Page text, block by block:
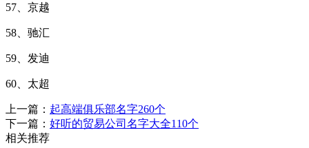
57、京越
58、驰汇
59、发迪
60、太超
上一篇： 起高端俱乐部名字260个
下一篇： 好听的贸易公司名字大全110个
相关推荐